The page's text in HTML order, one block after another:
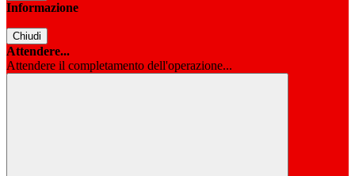
Informazione
Chiudi
Attendere...
Attendere il completamento dell'operazione...